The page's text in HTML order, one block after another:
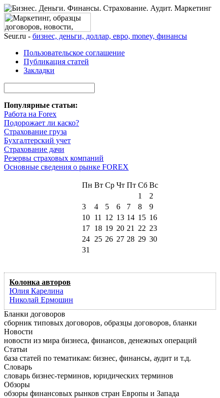
Seur.ru - бизнес, деньги, доллар, евро, money, финансы
Пользовательское соглашение
Публикация статей
Закладки
Популярные статьи:
Работа на Forex
Подорожает ли каско?
Страхование груза
Бухгалтерский учет
Страхование дачи
Резервы страховых компаний
Основные сведения о рынке FOREX
Пн Вт Ср Чт Пт Сб Вс
1
2
3
4 5 6 7 8
9
10
11 12 13 14 15 16
17
18 19 20 21 22 23
24
25 26 27 28 29 30
31
Колонка авторов
Юлия Карелина
Николай Ермошин
Бланки договоров
сборник типовых договоров, образцы договоров, бланки
Новости
новости из мира бизнеса, финансов, денежных операций
Статьи
база статей по тематикам: бизнес, финансы, аудит и т.д.
Словарь
словарь бизнес-терминов, юридических терминов
Обзоры
обзоры финансовых рынков стран Европы и Запада